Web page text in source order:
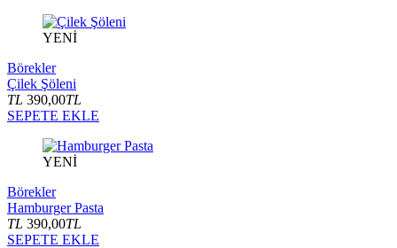
YENİ
Börekler
Çilek Şöleni
TL 390,00TL
SEPETE EKLE
YENİ
Börekler
Hamburger Pasta
TL 390,00TL
SEPETE EKLE